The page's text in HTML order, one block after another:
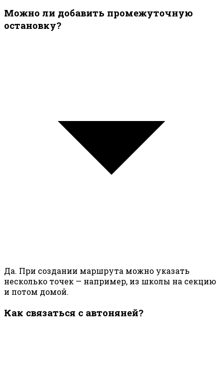
Можно ли добавить промежуточную
остановку?
Да. При создании маршрута можно указать
несколько точек — например, из школы на секцию
и потом домой.
Как связаться с автоняней?